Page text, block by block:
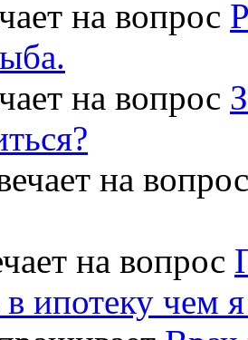
на вопрос
на вопрос
на
на вопрос
в ипотеку чем